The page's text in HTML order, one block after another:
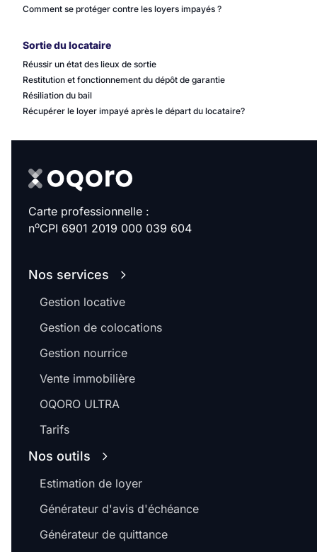
Comment se protéger contre les loyers impayés ?
Sortie du locataire
Réussir un état des lieux de sortie
Restitution et fonctionnement du dépôt de garantie
Résiliation du bail
Récupérer le loyer impayé après le départ du locataire?
Carte professionnelle :
noCPI 6901 2019 000 039 604
Nos services
Gestion locative
Gestion de colocations
Gestion nourrice
Vente immobilière
OQORO ULTRA
Tarifs
Nos outils
Estimation de loyer
Générateur d'avis d'échéance
Générateur de quittance